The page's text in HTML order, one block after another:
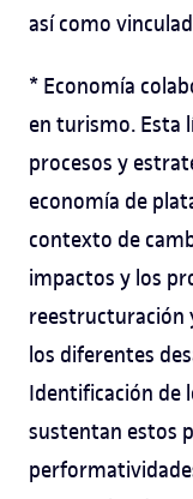
así como
* Economía
en turismo. Esta
procesos y
economía de
contexto de
impactos y los
reestructuración
los diferentes
Identificación de
sustentan estos